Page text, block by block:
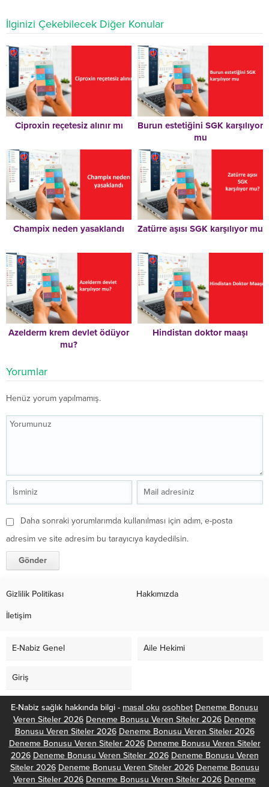
İlginizi Çekebilecek Diğer Konular
Ciproxin reçetesiz alınır mı
Burun estetiğini SGK karşılıyor
mu
Champix neden yasaklandı Zatürre aşısı SGK karşılıyor mu
Azelderm krem devlet ödüyor
mu?
Hindistan doktor maaşı
Yorumlar
Henüz yorum yapılmamış.
Daha sonraki yorumlarımda kullanılması için adım, e-posta
adresim ve site adresim bu tarayıcıya kaydedilsin.
Gizlilik Politikası Hakkımızda
İletişim
E-Nabiz Genel Aile Hekimi
Giriş
E-Nabiz sağlık hakkında bilgi - masal oku osohbet Deneme Bonusu
Veren Siteler 2026 Deneme Bonusu Veren Siteler 2026 Deneme
Bonusu Veren Siteler 2026 Deneme Bonusu Veren Siteler 2026
Deneme Bonusu Veren Siteler 2026 Deneme Bonusu Veren Siteler
2026 Deneme Bonusu Veren Siteler 2026 Deneme Bonusu Veren
Siteler 2026 Deneme Bonusu Veren Siteler 2026 Deneme Bonusu
Veren Siteler 2026 Deneme Bonusu Veren Siteler 2026 Deneme